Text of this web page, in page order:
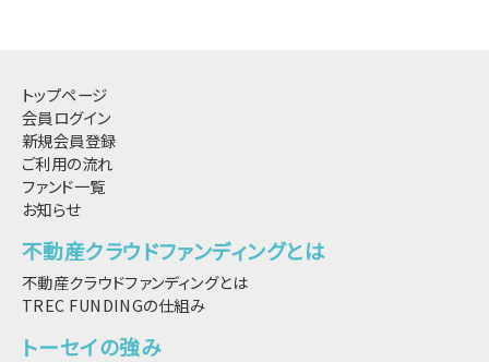
トップページ
会員ログイン
新規会員登録
ご利用の流れ
ファンド一覧
お知らせ
不動産クラウドファンディングとは
不動産クラウドファンディングとは
TREC FUNDINGの仕組み
トーセイの強み